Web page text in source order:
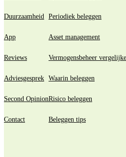
Duurzaamheid
App
Reviews
Adviesgesprek
Second Opinion
Contact
Periodiek beleggen
Asset management
Vermogensbeheer
Waarin beleggen
Risico beleggen
Beleggen tips